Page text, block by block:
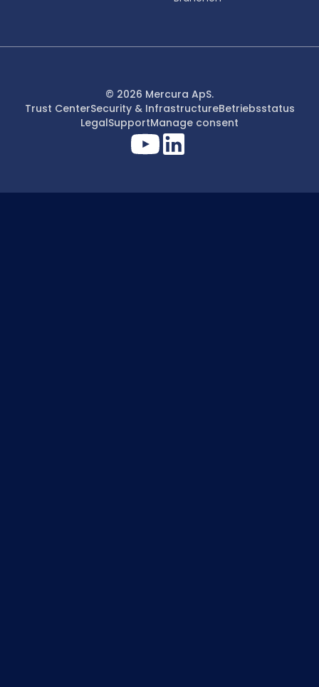
© 2026 Mercura ApS.
Trust CenterSecurity & InfrastructureBetriebsstatus
LegalSupportManage consent